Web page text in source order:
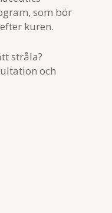
som bör
kuren.
stråla?
och